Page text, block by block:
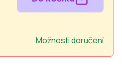
Možnosti doručení